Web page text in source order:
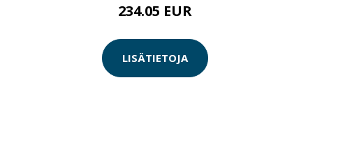
234.05 EUR
LISÄTIETOJA